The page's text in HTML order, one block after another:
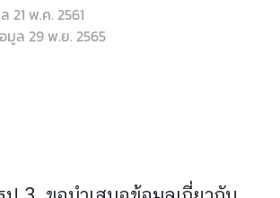
21 พ.ค. 2561
มูล 29 พ.ย. 2565